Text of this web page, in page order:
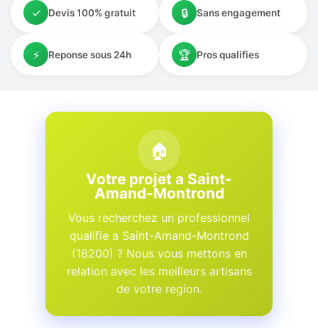
✓ Devis 100% gratuit 🔒 Sans engagement
⚡ Reponse sous 24h 🏆 Pros qualifies
🏠
Votre projet a Saint-
Amand-Montrond
Vous recherchez un professionnel
qualifie a Saint-Amand-Montrond
(18200) ? Nous vous mettons en
relation avec les meilleurs artisans
de votre region.